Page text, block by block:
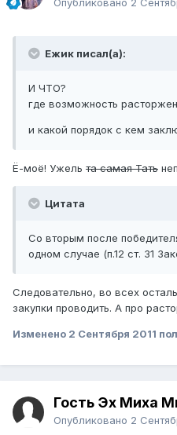
Опубликовано 2
Ежик писал(а):
И ЧТО?
где возможность
и какой порядок с кем
Ё-моё! Ужель та самая Тать
Цитата
Со вторым после
одном случае (п.12 ст. 31
Следовательно, во всех
закупки проводить. А про
Изменено 2 Сентября 2011
Гость Эх Миха
Опубликовано 2